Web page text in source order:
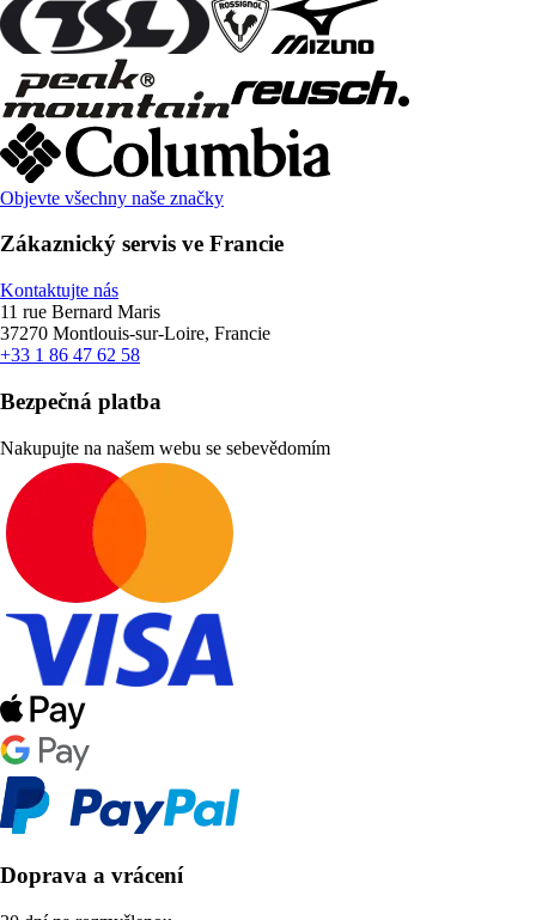
Objevte všechny naše značky
Zákaznický servis ve Francie
Kontaktujte nás
11 rue Bernard Maris
37270 Montlouis-sur-Loire, Francie
+33 1 86 47 62 58
Bezpečná platba
Nakupujte na našem webu se sebevědomím
Doprava a vrácení